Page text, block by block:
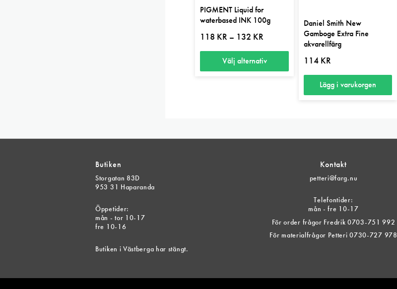
PIGMENT Liquid for
waterbased INK 100g
118 KR – 132 KR
till
132 kr
Välj alternativ
Daniel Smith New
Gamboge Extra Fine
akvarellfärg
114 KR
Lägg i varukorgen
Butiken
Storgatan 83D
953 31 Haparanda
Öppetider:
mån - tor 10-17
fre 10-16
Butiken i Västberga har stängt.
Kontakt
petteri@farg.nu
Telefontider:
mån - fre 10-17
För order frågor Fredrik 0703-751 992
För materialfrågor Petteri 0730-727 978